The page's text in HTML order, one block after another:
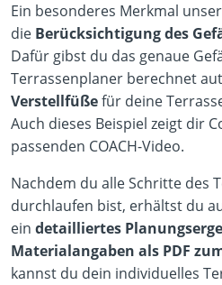
Ein besonderes Merkmal
die Berücksichtigung des
Dafür gibst du das genaue
Terrassenplaner berechnet
Verstellfüßefür deine
Auch dieses Beispiel zeigt dir
passenden COACH-Video.
Nachdem du alle Schritte des
durchlaufen bist, erhältst du
ein detailliertes
Materialangaben als PDF
kannst du dein individuelles